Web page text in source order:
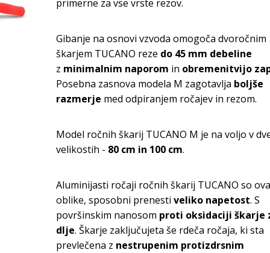
primerne za vse vrste rezov.
Gibanje na osnovi vzvoda omogoča dvoročnim
škarjem TUCANO reze do 45 mm debeline
z minimalnim naporom in obremenitvijo
Posebna zasnova modela M zagotavlja boljše
razmerje med odpiranjem ročajev in rezom.
Model ročnih škarij TUCANO M je na voljo v
velikostih - 80 cm in 100 cm.
Aluminijasti ročaji ročnih škarij TUCANO so
oblike, sposobni prenesti veliko napetost. S
površinskim nanosom proti oksidaciji škarje
dlje. Škarje zaključujeta še rdeča ročaja, ki sta
prevlečena z nestrupenim protizdrsnim
ŠKARJE CASTELLARI
TRONCARAMI 80 CM
CASTELLARI ŠKARJE
CM
77,47 €